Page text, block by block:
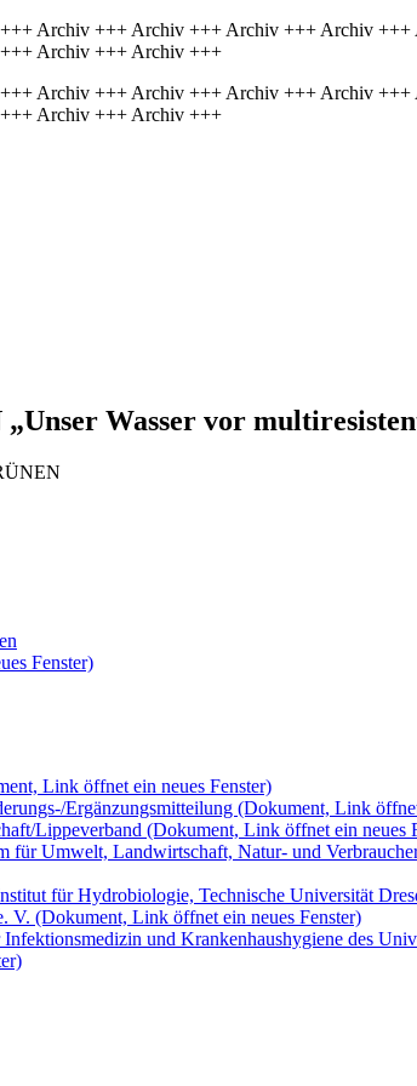
Archiv +++ Archiv +++ Archiv +++ Archiv
Archiv +++ Archiv +++
Archiv +++ Archiv +++ Archiv +++ Archiv
Archiv +++ Archiv +++
Wasser vor
Fenster)
Link öffnet ein neues Fenster)
Ergänzungsmitteilung (Dokument, Link
Lippeverband (Dokument, Link öffnet ein neues
Umwelt, Landwirtschaft, Natur- und
für Hydrobiologie, Technische Universität
V. (Dokument, Link öffnet ein neues Fenster)
und Krankenhaushygiene des